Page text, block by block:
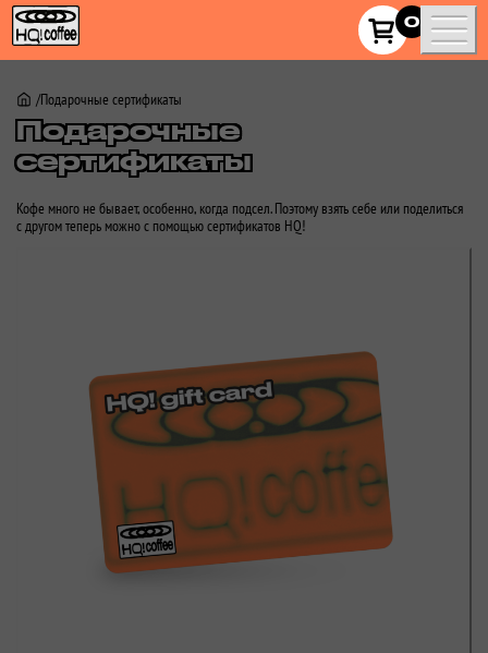
HQ!_coffee
0
Подарочные сертификаты
Подарочные
сертификаты
Кофе много не бывает, особенно, когда подсел. Поэтому взять себе или поделиться
с другом теперь можно с помощью сертификатов HQ!